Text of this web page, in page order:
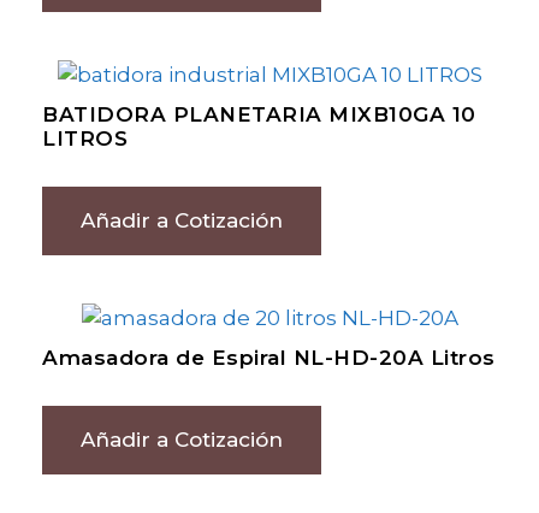
BATIDORA PLANETARIA MIXB10GA 10
LITROS
Añadir a Cotización
Amasadora de Espiral NL-HD-20A Litros
Añadir a Cotización